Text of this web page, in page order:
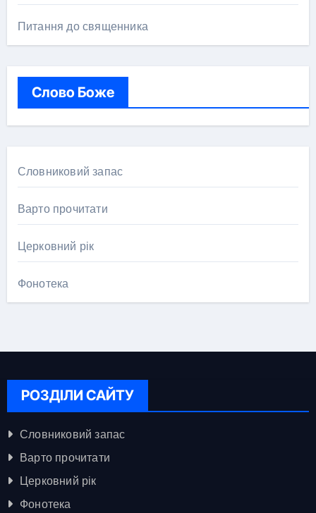
Питання до священника
Слово Боже
Словниковий запас
Варто прочитати
Церковний рік
Фонотека
РОЗДІЛИ САЙТУ
Словниковий запас
Варто прочитати
Церковний рік
Фонотека